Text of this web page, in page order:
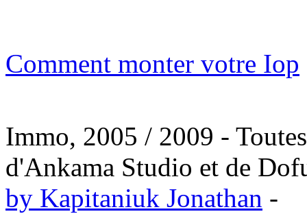
Comment monter votre Iop
Immo, 2005 / 2009 -
d'Ankama Studio et de
by Kapitaniuk Jonathan -